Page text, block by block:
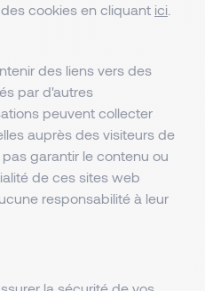
cookies en cliquant ici
des liens vers des
par d'autres
peuvent collecter
auprès des visiteurs de
garantir le contenu ou
de ces sites web
responsabilité à leur